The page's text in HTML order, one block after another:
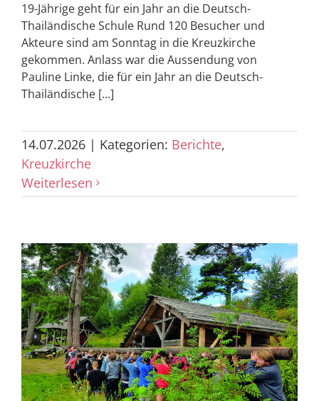
19-Jährige geht für ein Jahr an die Deutsch-
Thailändische Schule Rund 120 Besucher und
Akteure sind am Sonntag in die Kreuzkirche
gekommen. Anlass war die Aussendung von
Pauline Linke, die für ein Jahr an die Deutsch-
Thailändische [...]
14.07.2026 | Kategorien: Berichte,
Kreuzkirche
Weiterlesen